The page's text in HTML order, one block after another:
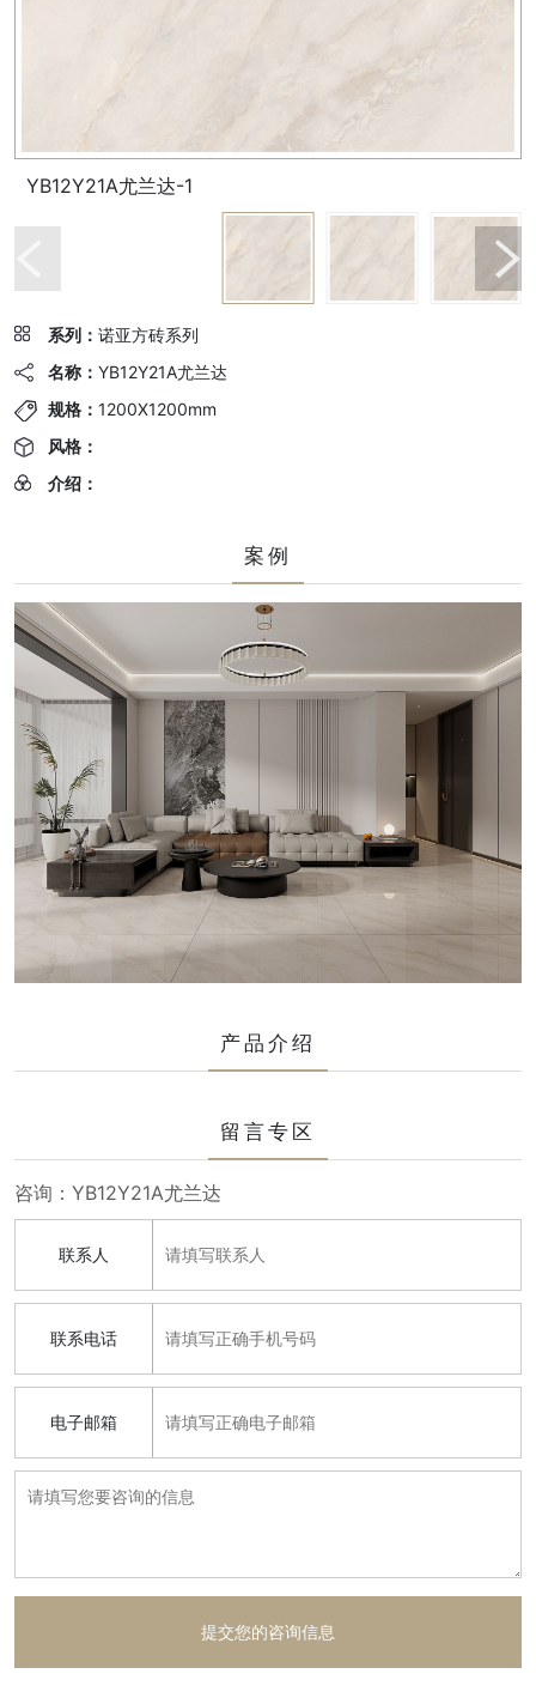
YB12Y21A尤兰达-1
系列： 诺亚方砖系列
名称： YB12Y21A尤兰达
规格： 1200X1200mm
风格：
介绍：
案例
产品介绍
留言专区
咨询：YB12Y21A尤兰达
联系人
联系电话
电子邮箱